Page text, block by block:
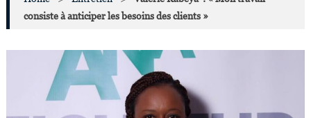
consiste à anticiper les besoins des clients »